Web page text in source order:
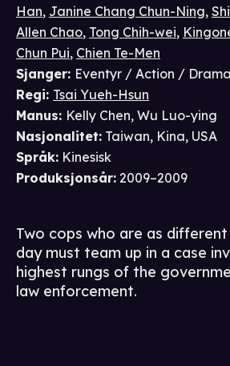
Han, Janine Chang Chun-Ning,
Allen Chao, Tong Chih-wei,
Chun Pui, Chien Te-Men
Sjanger: Eventyr / Action /
Regi: Tsai Yueh-Hsun
Manus: Kelly Chen, Wu Luo-ying
Nasjonalitet: Taiwan, Kina, USA
Språk: Kinesisk
Produksjonsår: 2009–2009
Two cops who are as
day must team up in a case
highest rungs of the
law enforcement.